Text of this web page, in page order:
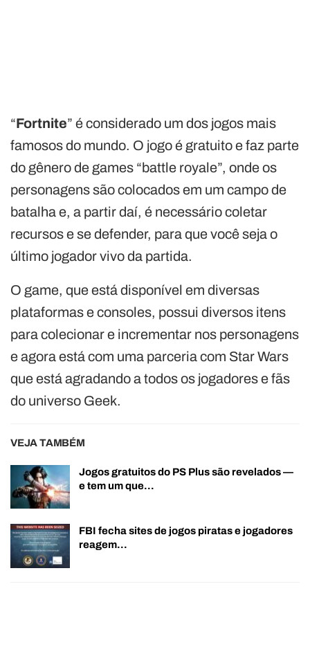
“Fortnite” é considerado um dos jogos mais
famosos do mundo. O jogo é gratuito e faz parte
do gênero de games “battle royale”, onde os
personagens são colocados em um campo de
batalha e, a partir daí, é necessário coletar
recursos e se defender, para que você seja o
último jogador vivo da partida.
O game, que está disponível em diversas
plataformas e consoles, possui diversos itens
para colecionar e incrementar nos personagens
e agora está com uma parceria com Star Wars
que está agradando a todos os jogadores e fãs
do universo Geek.
VEJA TAMBÉM
Jogos gratuitos do PS Plus são revelados —
e tem um que…
FBI fecha sites de jogos piratas e jogadores
reagem…